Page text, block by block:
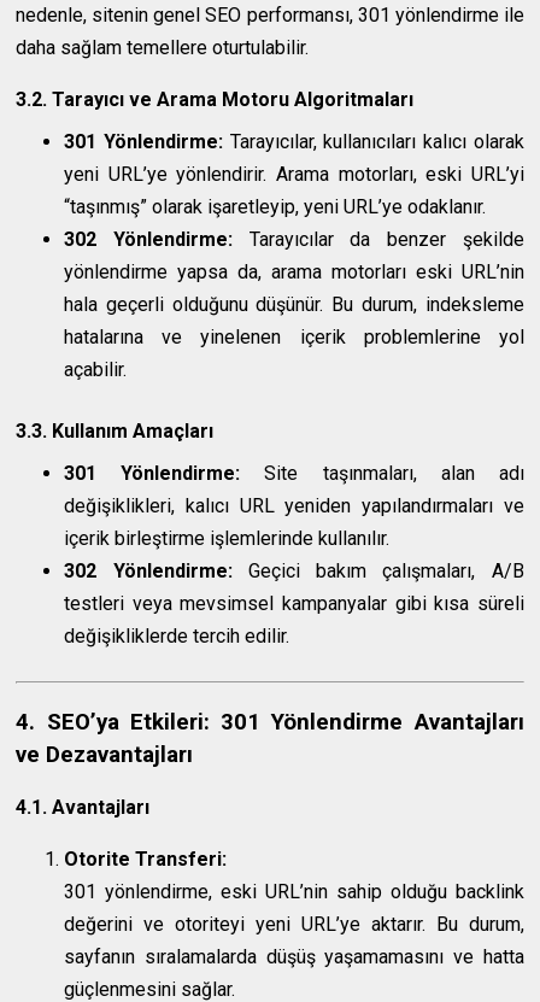
nedenle, sitenin genel SEO performansı, 301 yönlendirme ile
daha sağlam temellere oturtulabilir.
3.2. Tarayıcı ve Arama Motoru Algoritmaları
301 Yönlendirme: Tarayıcılar, kullanıcıları kalıcı olarak
yeni URL’ye yönlendirir. Arama motorları, eski URL’yi
“taşınmış” olarak işaretleyip, yeni URL’ye odaklanır.
302 Yönlendirme: Tarayıcılar da benzer şekilde
yönlendirme yapsa da, arama motorları eski URL’nin
hala geçerli olduğunu düşünür. Bu durum, indeksleme
hatalarına ve yinelenen içerik problemlerine yol
açabilir.
3.3. Kullanım Amaçları
301 Yönlendirme: Site taşınmaları, alan adı
değişiklikleri, kalıcı URL yeniden yapılandırmaları ve
içerik birleştirme işlemlerinde kullanılır.
302 Yönlendirme:Geçici bakım çalışmaları, A/B
testleri veya mevsimsel kampanyalar gibi kısa süreli
değişikliklerde tercih edilir.
4. SEO’ya Etkileri: 301 Yönlendirme Avantajları
ve Dezavantajları
4.1. Avantajları
Otorite Transferi:
301 yönlendirme, eski URL’nin sahip olduğu backlink
değerini ve otoriteyi yeni URL’ye aktarır. Bu durum,
sayfanın sıralamalarda düşüş yaşamamasını ve hatta
güçlenmesini sağlar.